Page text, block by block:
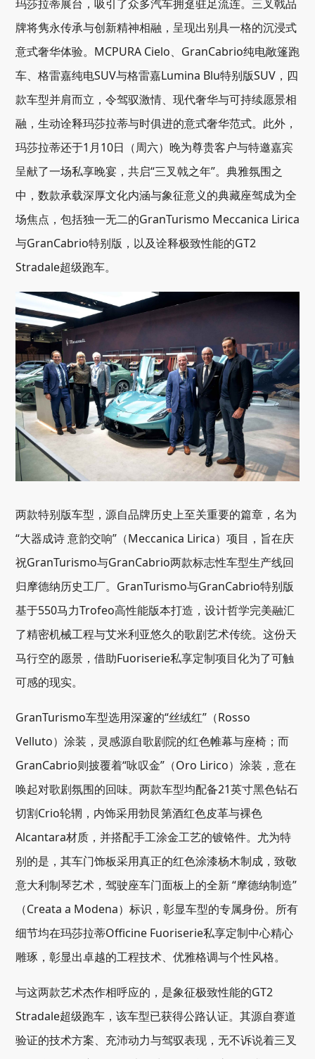
玛莎拉蒂展台，吸引了众多汽车拥趸驻足流连。三叉戟品
牌将隽永传承与创新精神相融，呈现出别具一格的沉浸式
意式奢华体验。MCPURA Cielo、GranCabrio纯电敞篷跑
车、格雷嘉纯电SUV与格雷嘉Lumina Blu特别版SUV，四
款车型并肩而立，令驾驭激情、现代奢华与可持续愿景相
融，生动诠释玛莎拉蒂与时俱进的意式奢华范式。此外，
玛莎拉蒂还于1月10日（周六）晚为尊贵客户与特邀嘉宾
呈献了一场私享晚宴，共启“三叉戟之年”。典雅氛围之
中，数款承载深厚文化内涵与象征意义的典藏座驾成为全
场焦点，包括独一无二的GranTurismo Meccanica Lirica
与GranCabrio特别版，以及诠释极致性能的GT2
Stradale超级跑车。
两款特别版车型，源自品牌历史上至关重要的篇章，名为
“大器成诗 意韵交响”（Meccanica Lirica）项目，旨在庆
祝GranTurismo与GranCabrio两款标志性车型生产线回
归摩德纳历史工厂。GranTurismo与GranCabrio特别版
基于550马力Trofeo高性能版本打造，设计哲学完美融汇
了精密机械工程与艾米利亚悠久的歌剧艺术传统。这份天
马行空的愿景，借助Fuoriserie私享定制项目化为了可触
可感的现实。
GranTurismo车型选用深邃的“丝绒红”（Rosso
Velluto）涂装，灵感源自歌剧院的红色帷幕与座椅；而
GranCabrio则披覆着“咏叹金”（Oro Lirico）涂装，意在
唤起对歌剧氛围的回味。两款车型均配备21英寸黑色钻石
切割Crio轮辋，内饰采用勃艮第酒红色皮革与裸色
Alcantara材质，并搭配手工涂金工艺的镀铬件。尤为特
别的是，其车门饰板采用真正的红色涂漆杨木制成，致敬
意大利制琴艺术，驾驶座车门面板上的全新 “摩德纳制造”
（Creata a Modena）标识，彰显车型的专属身份。所有
细节均在玛莎拉蒂Officine Fuoriserie私享定制中心精心
雕琢，彰显出卓越的工程技术、优雅格调与个性风格。
与这两款艺术杰作相呼应的，是象征极致性能的GT2
Stradale超级跑车，该车型已获得公路认证。其源自赛道
验证的技术方案、充沛动力与驾驭表现，无不诉说着三叉